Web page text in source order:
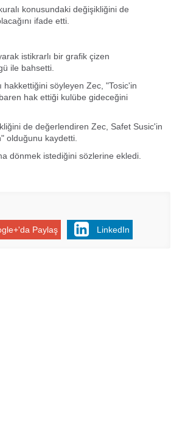
konusundaki değişikliğini de
ifade etti.
istikrarlı bir grafik çizen
ile bahsetti.
söyleyen Zec, "Tosic'in
hak ettiği kulübe gideceğini
de değerlendiren Zec, Safet Susic'in
olduğunu kaydetti.
dönmek istediğini sözlerine ekledi.
Paylaş LinkedIn